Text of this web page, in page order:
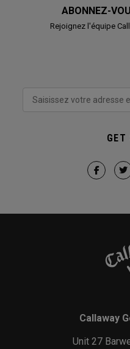
ABONNEZ-
Rejoignez l'équipe
GET
Callaway
Unit 27